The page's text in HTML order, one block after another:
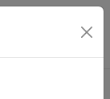
ョン メ